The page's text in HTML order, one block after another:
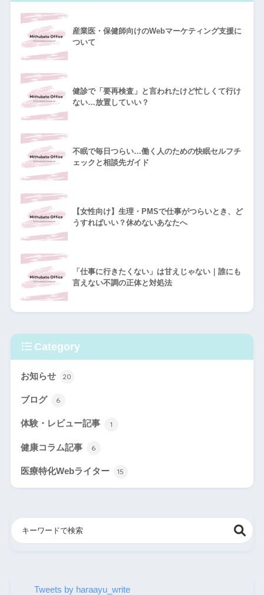
産業医・保健師向けのWebマーケティング支援に
ついて
健診で「要再検査」と言われたけど忙しくて行け
ない…放置していい？
不眠で毎日つらい…働く人のための快眠セルフチ
ェックと相談先ガイド
【女性向け】生理・PMSで仕事がつらいとき、ど
うすればいい？休めないあなたへ
「仕事に行きたくない」は甘えじゃない｜誰にも
言えない不調の正体と対処法
Category
お知らせ 20
ブログ 6
体験・レビュー記事 1
健康コラム記事 6
医療特化Webライター 15
Tweets by haraayu_write